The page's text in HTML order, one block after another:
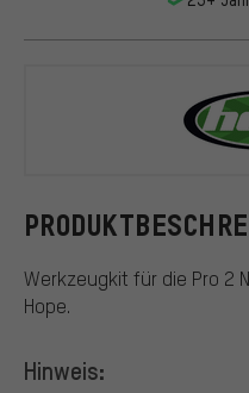
Werkzeugkit für die Pro 2
Hope.
Hinweis: